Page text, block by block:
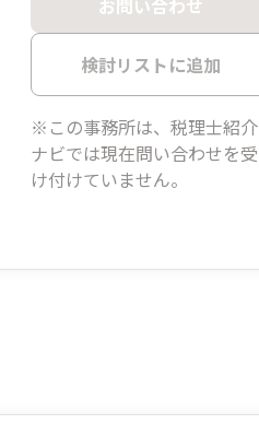
お問い合わせ
検討リストに追加
※この事務所は、税理士紹介
ナビでは現在問い合わせを受
け付けていません。